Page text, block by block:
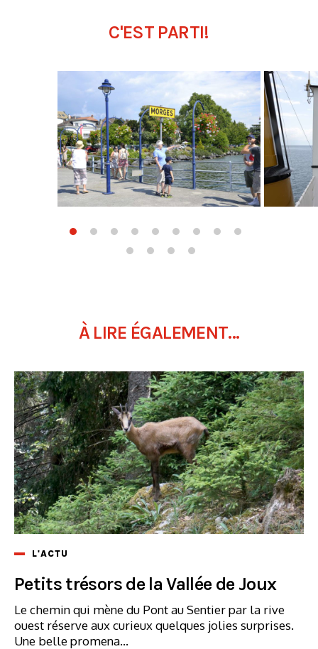
C'EST PARTI!
À LIRE ÉGALEMENT...
L'ACTU
Petits trésors de la Vallée de Joux
Le chemin qui mène du Pont au Sentier par la rive
ouest réserve aux curieux quelques jolies surprises.
Une belle promena...